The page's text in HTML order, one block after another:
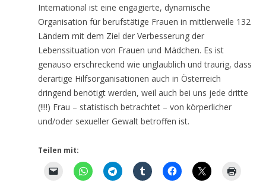
International ist eine engagierte, dynamische
Organisation für berufstätige Frauen in mittlerweile 132
Ländern mit dem Ziel der Verbesserung der
Lebenssituation von Frauen und Mädchen. Es ist
genauso erschreckend wie unglaublich und traurig, dass
derartige Hilfsorganisationen auch in Österreich
dringend benötigt werden, weil auch bei uns jede dritte
(!!!!) Frau – statistisch betrachtet – von körperlicher
und/oder sexueller Gewalt betroffen ist.
Teilen mit: